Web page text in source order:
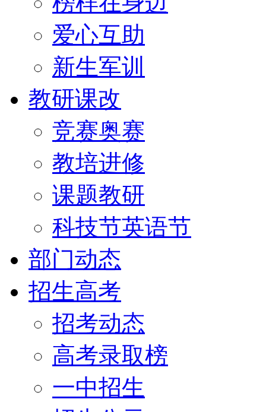
爱心互助
新生军训
教研课改
竞赛奥赛
教培进修
课题教研
科技节英语节
部门动态
招生高考
招考动态
高考录取榜
一中招生